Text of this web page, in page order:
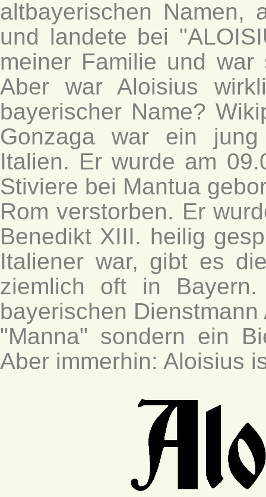
altbayerischen Namen,
und landete bei
meiner Familie und war
Aber war Aloisius
bayerischer Name?
Gonzaga war ein
Italien. Er wurde am
Stiviere bei Mantua
Rom verstorben. Er
Benedikt XIII. heilig
Italiener war, gibt es
ziemlich oft in
bayerischen
"Manna" sondern ein
Aber immerhin: Aloisius